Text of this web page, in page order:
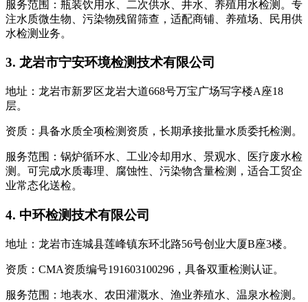
服务范围：瓶装饮用水、二次供水、井水、养殖用水检测。专
注水质微生物、污染物残留筛查，适配商铺、养殖场、民用供
水检测业务。
3. 龙岩市宁安环境检测技术有限公司
地址：龙岩市新罗区龙岩大道668号万宝广场写字楼A座18
层。
资质：具备水质全项检测资质，长期承接批量水质委托检测。
服务范围：锅炉循环水、工业冷却用水、景观水、医疗废水检
测。可完成水质毒理、腐蚀性、污染物含量检测，适合工贸企
业常态化送检。
4. 中环检测技术有限公司
地址：龙岩市连城县莲峰镇东环北路56号创业大厦B座3楼。
资质：CMA资质编号191603100296，具备双重检测认证。
服务范围：地表水、农田灌溉水、渔业养殖水、温泉水检测。